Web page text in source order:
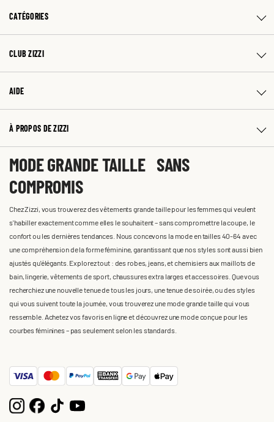
CATÉGORIES
CLUB ZIZZI
AIDE
À PROPOS DE ZIZZI
MODE GRANDE TAILLE SANS
COMPROMIS
Chez Zizzi, vous trouverez des vêtements grande taille pour les femmes qui veulent
s'habiller exactement comme elles le souhaitent – sans compromettre la coupe, le
confort ou les dernières tendances. Nous concevons la mode en tailles 40-64 avec
une compréhension de la forme féminine, garantissant que nos styles sont aussi bien
ajustés qu'élégants. Explorez tout : des robes, jeans, et chemisiers aux maillots de
bain, lingerie, vêtements de sport, chaussures extra larges et accessoires. Que vous
recherchiez une nouvelle tenue de tous les jours, une tenue de soirée, ou des styles
qui vous suivent toute la journée, vous trouverez une mode grande taille qui vous
ressemble. Achetez vos favoris en ligne et découvrez une mode conçue pour les
courbes féminines – pas seulement selon les standards.